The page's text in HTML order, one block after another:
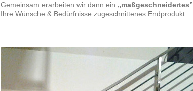
Gemeinsam erarbeiten wir dann ein „maßgeschneidertes”
Ihre Wünsche & Bedürfnisse zugeschnittenes Endprodukt.